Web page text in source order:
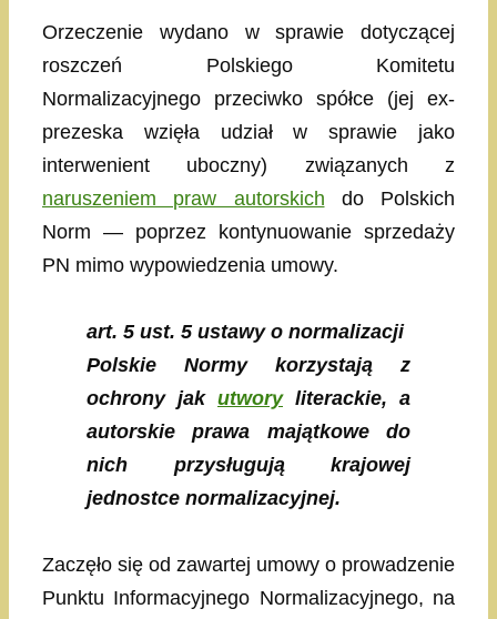
Orzeczenie wydano w sprawie dotyczącej
roszczeń Polskiego Komitetu
Normalizacyjnego przeciwko spółce (jej ex-
prezeska wzięła udział w sprawie jako
interwenient uboczny) związanych z
naruszeniem praw autorskich do Polskich
Norm — poprzez kontynuowanie sprzedaży
PN mimo wypowiedzenia umowy.
art. 5 ust. 5 ustawy o normalizacji
Polskie Normy korzystają z
ochrony jak utworyliterackie, a
autorskie prawa majątkowe do
nich przysługują krajowej
jednostce normalizacyjnej.
Zaczęło się od zawartej umowy o prowadzenie
Punktu Informacyjnego Normalizacyjnego, na